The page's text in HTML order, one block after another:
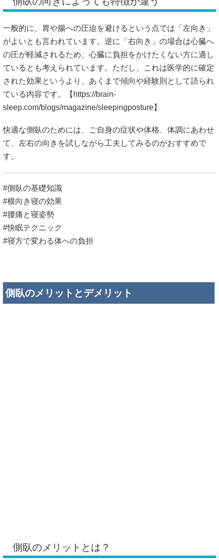
一般的に、胃や腸への圧迫を避けるという点では「左向き」
がよいとも言われています。逆に「右向き」の場合は心臓へ
の圧が軽減されるため、心臓に負担をかけたくない方に適し
ているとも考えられています。ただし、これは医学的に確定
された効果というより、あくまで傾向や経験則として語られ
ている内容です。【 https://brain-
sleep.com/blogs/magazine/sleepingposture】
快適な側臥のためには、ご自身の症状や体格、体調にあわせ
て、左右の向きを試しながら工夫してみるのがおすすめで
す。
#側臥の基礎知識
#横向き寝の効果
#腰痛と寝姿勢
#快眠テクニック
#寝方で変わる体への負担
側臥のメリットとデメリット
側臥のメリットとは？